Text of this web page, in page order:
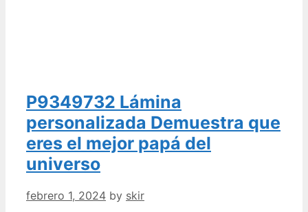
P9349732 Lámina
personalizada Demuestra que
eres el mejor papá del
universo
febrero 1, 2024 by skir